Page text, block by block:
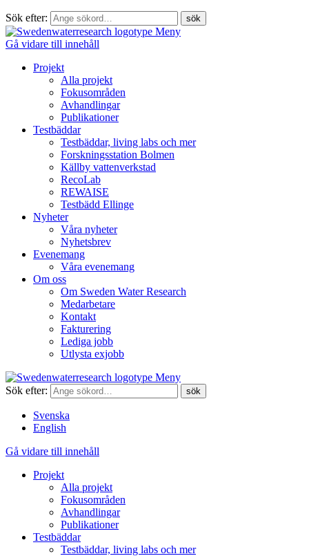
Sök efter:
Meny
Gå vidare till innehåll
Projekt
Alla projekt
Fokusområden
Avhandlingar
Publikationer
Testbäddar
Testbäddar, living labs och mer
Forskningsstation Bolmen
Källby vattenverkstad
RecoLab
REWAISE
Testbädd Ellinge
Nyheter
Våra nyheter
Nyhetsbrev
Evenemang
Våra evenemang
Om oss
Om Sweden Water Research
Medarbetare
Kontakt
Fakturering
Lediga jobb
Utlysta exjobb
Meny
Sök efter:
Svenska
English
Gå vidare till innehåll
Projekt
Alla projekt
Fokusområden
Avhandlingar
Publikationer
Testbäddar
Testbäddar, living labs och mer